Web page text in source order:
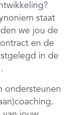
staat
we jou de
en de
in de
ondersteunen